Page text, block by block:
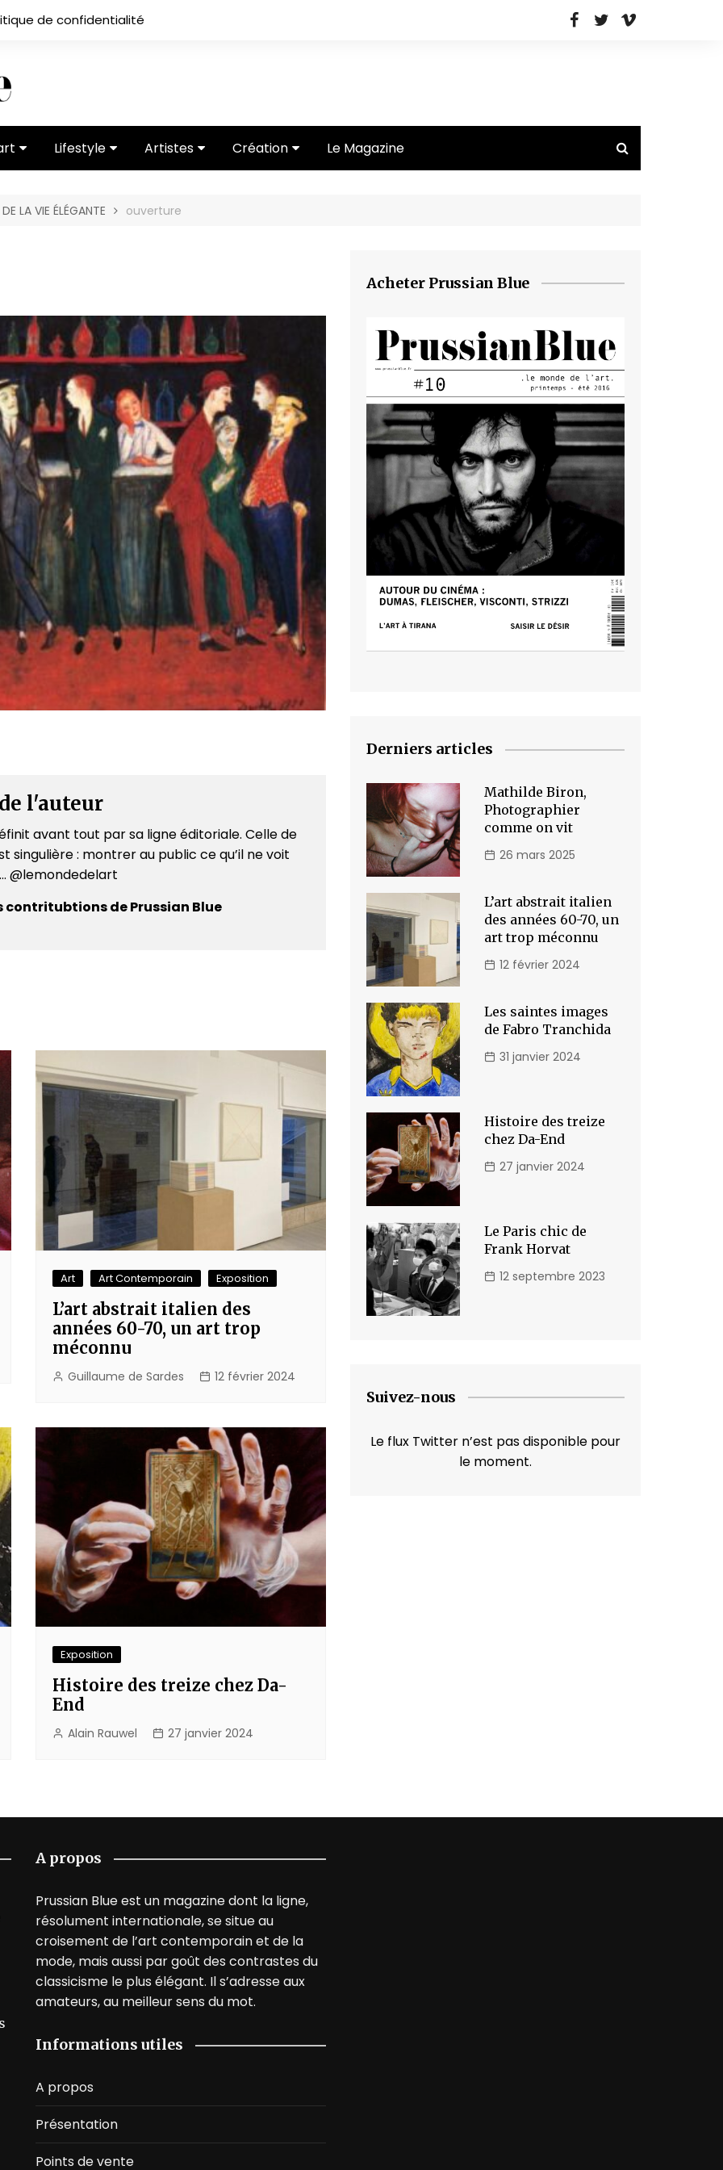
de confidentialité
Lifestyle
Mode
Artistes
Entretiens
Création Le Magazine
LA VIE ÉLÉGANTE ouverture
l'auteur
avant tout par sa ligne éditoriale. Celle de
singulière : montrer au public ce qu’il ne voit
@lemondedelart
contritubtions de Prussian Blue
Art Art Contemporain Exposition
L’art abstrait italien des
années 60-70, un art trop
méconnu
Guillaume de Sardes 12 février 2024
Exposition
Histoire des treize chez Da-
End
Alain Rauwel 27 janvier 2024
Acheter Prussian Blue
Derniers articles
Mathilde Biron,
Photographier
comme on vit
26 mars 2025
L’art abstrait italien
des années 60-70, un
art trop méconnu
12 février 2024
Les saintes images
de Fabro Tranchida
31 janvier 2024
Histoire des treize
chez Da-End
27 janvier 2024
Le Paris chic de
Frank Horvat
12 septembre 2023
Suivez-nous
Le flux Twitter n’est pas disponible pour
le moment.
A propos
Prussian Blue est un magazine dont la ligne,
résolument internationale, se situe au
croisement de l’art contemporain et de la
mode, mais aussi par goût des contrastes du
classicisme le plus élégant. Il s’adresse aux
amateurs, au meilleur sens du mot.
Informations utiles
A propos
Présentation
Points de vente